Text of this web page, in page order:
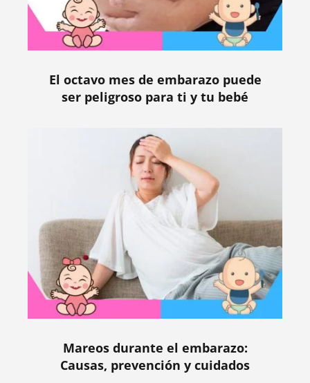
El octavo mes de embarazo puede
ser peligroso para ti y tu bebé
Mareos durante el embarazo:
Causas, prevención y cuidados